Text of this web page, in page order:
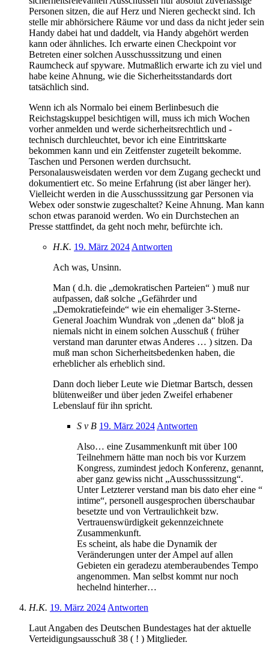
Personen sitzen, die auf Herz und Nieren gecheckt sind. Ich
stelle mir abhörsichere Räume vor und dass da nicht jeder sein
Handy dabei hat und daddelt, via Handy abgehört werden
kann oder ähnliches. Ich erwarte einen Checkpoint vor
Betreten einer solchen Ausschusssitzung und einen
Raumcheck auf spyware. Mutmaßlich erwarte ich zu viel und
habe keine Ahnung, wie die Sicherheitsstandards dort
tatsächlich sind.
Wenn ich als Normalo bei einem Berlinbesuch die
Reichstagskuppel besichtigen will, muss ich mich Wochen
vorher anmelden und werde sicherheitsrechtlich und -
technisch durchleuchtet, bevor ich eine Eintrittskarte
bekommen kann und ein Zeitfenster zugeteilt bekomme.
Taschen und Personen werden durchsucht.
Personalausweisdaten werden vor dem Zugang gecheckt und
dokumentiert etc. So meine Erfahrung (ist aber länger her).
Vielleicht werden in die Ausschusssitzung gar Personen via
Webex oder sonstwie zugeschaltet? Keine Ahnung. Man kann
schon etwas paranoid werden. Wo ein Durchstechen an
Presse stattfindet, da geht noch mehr, befürchte ich.
H.K. 19. März 2024 Antworten
Ach was, Unsinn.
Man ( d.h. die „demokratischen Parteien“ ) muß nur
aufpassen, daß solche „Gefährder und
„Demokratiefeinde“ wie ein ehemaliger 3-Sterne-
General Joachim Wundrak von „denen da“ bloß ja
niemals nicht in einem solchen Ausschuß ( früher
verstand man darunter etwas Anderes … ) sitzen. Da
muß man schon Sicherheitsbedenken haben, die
erheblicher als erheblich sind.
Dann doch lieber Leute wie Dietmar Bartsch, dessen
blütenweißer und über jeden Zweifel erhabener
Lebenslauf für ihn spricht.
S v B 19. März 2024 Antworten
Also… eine Zusammenkunft mit über 100
Teilnehmern hätte man noch bis vor Kurzem
Kongress, zumindest jedoch Konferenz, genannt,
aber ganz gewiss nicht „Ausschusssitzung“.
Unter Letzterer verstand man bis dato eher eine “
intime“, personell ausgesprochen überschaubar
besetzte und von Vertraulichkeit bzw.
Vertrauenswürdigkeit gekennzeichnete
Zusammenkunft.
Es scheint, als habe die Dynamik der
Veränderungen unter der Ampel auf allen
Gebieten ein geradezu atemberaubendes Tempo
angenommen. Man selbst kommt nur noch
hechelnd hinterher…
H.K. 19. März 2024 Antworten
Laut Angaben des Deutschen Bundestages hat der aktuelle
Verteidigungsausschuß 38 ( ! ) Mitglieder.